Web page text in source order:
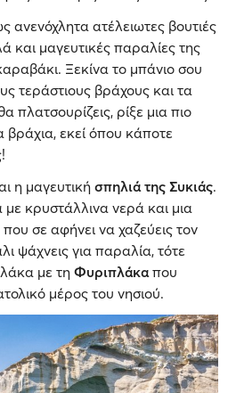
ανενόχλητα ατέλειωτες βουτιές
και μαγευτικές παραλίες της
Ξεκίνα το μπάνιο σου
τεράστιους βράχους και τα
πλατσουρίζεις, ρίξε μια πιο
βράχια, εκεί όπου κάποτε
η μαγευτική σπηλιά της Συκιάς.
με κρυστάλλινα νερά και μια
σε αφήνει να χαζεύεις τον
ψάχνεις για παραλία, τότε
με τη Φυριπλάκαπου
μέρος του νησιού.